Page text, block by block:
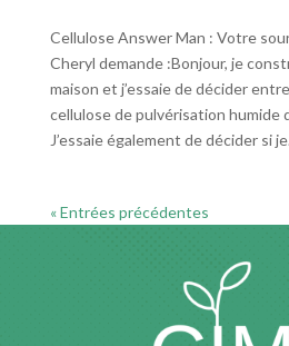
Cellulose Answer Man : Votre
Cheryl demande :Bonjour, je
maison et j’essaie de décider
cellulose de pulvérisation humide
J’essaie également de décider si
« Entrées précédentes